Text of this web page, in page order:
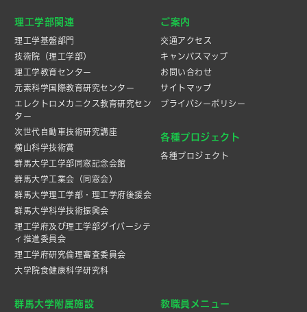
理工学部関連
理工学基盤部門
技術院（理工学部）
理工学教育センター
元素科学国際教育研究センター
エレクトロメカニクス教育研究セン
ター
次世代自動車技術研究講座
横山科学技術賞
群馬大学工学部同窓記念会館
群馬大学工業会（同窓会）
群馬大学理工学部・理工学府後援会
群馬大学科学技術振興会
理工学府及び理工学部ダイバーシテ
ィ推進委員会
理工学府研究倫理審査委員会
大学院食健康科学研究科
ご案内
交通アクセス
キャンパスマップ
お問い合わせ
サイトマップ
プライバシーポリシー
各種プロジェクト
各種プロジェクト
群馬大学附属施設 教職員メニュー